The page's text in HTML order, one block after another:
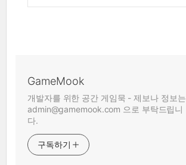
GameMook
개발자를 위한 공간 게임묵 - 제보나 정보는
admin@gamemook.com 으로 부탁드립니
다.
구독하기